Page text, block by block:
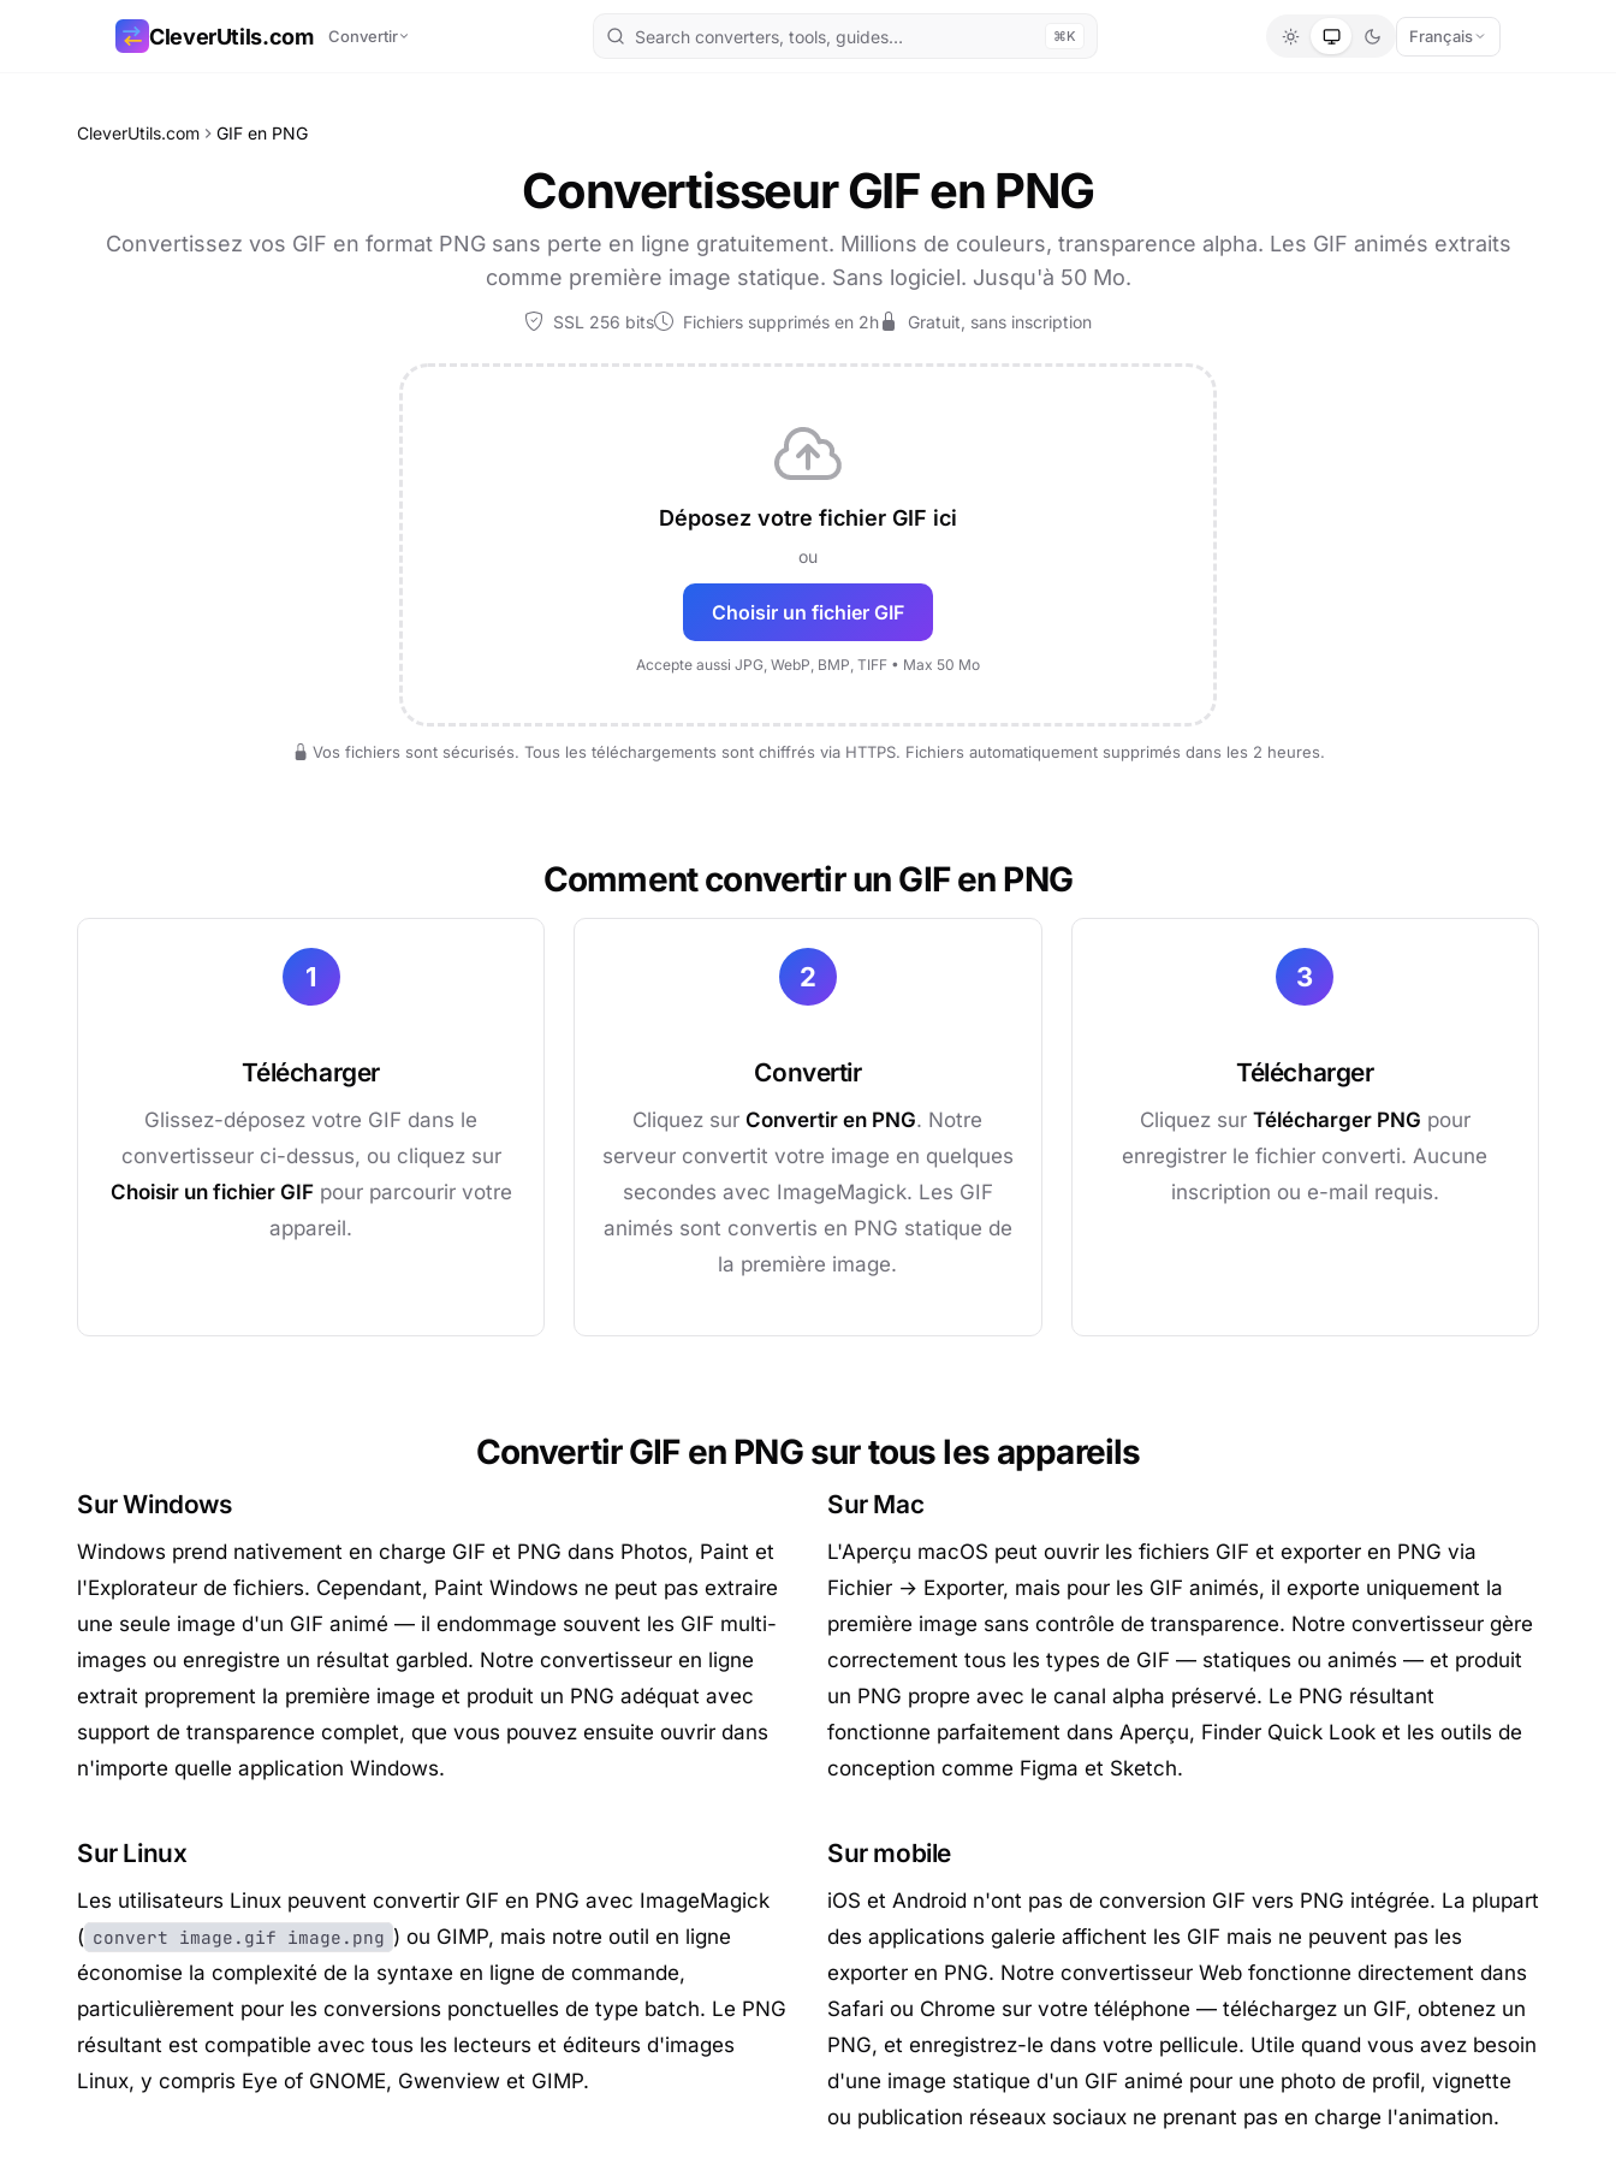
CleverUtils.com Convertir ⌘K Français
CleverUtils.com GIF en PNG
Convertisseur GIF en PNG
Convertissez vos GIF en format PNG sans perte en ligne gratuitement. Millions de couleurs, transparence alpha. Les GIF animés extraits
comme première image statique. Sans logiciel. Jusqu'à 50 Mo.
SSL 256 bits Fichiers supprimés en 2h Gratuit, sans inscription
Déposez votre fichier GIF ici
ou
Choisir un fichier GIF
Accepte aussi JPG, WebP, BMP, TIFF • Max 50 Mo
Vos fichiers sont sécurisés. Tous les téléchargements sont chiffrés via HTTPS. Fichiers automatiquement supprimés dans les 2 heures.
Comment convertir un GIF en PNG
1
Télécharger
Glissez-déposez votre GIF dans le
convertisseur ci-dessus, ou cliquez sur
Choisir un fichier GIFpour parcourir votre
appareil.
2
Convertir
Cliquez surConvertir en PNG. Notre
serveur convertit votre image en quelques
secondes avec ImageMagick. Les GIF
animés sont convertis en PNG statique de
la première image.
3
Télécharger
Cliquez sur Télécharger PNG pour
enregistrer le fichier converti. Aucune
inscription ou e-mail requis.
Convertir GIF en PNG sur tous les appareils
Sur Windows
Windows prend nativement en charge GIF et PNG dans Photos, Paint et
l'Explorateur de fichiers. Cependant, Paint Windows ne peut pas extraire
une seule image d'un GIF animé — il endommage souvent les GIF multi-
images ou enregistre un résultat garbled. Notre convertisseur en ligne
extrait proprement la première image et produit un PNG adéquat avec
support de transparence complet, que vous pouvez ensuite ouvrir dans
n'importe quelle application Windows.
Sur Mac
L'Aperçu macOS peut ouvrir les fichiers GIF et exporter en PNG via
Fichier → Exporter, mais pour les GIF animés, il exporte uniquement la
première image sans contrôle de transparence. Notre convertisseur gère
correctement tous les types de GIF — statiques ou animés — et produit
un PNG propre avec le canal alpha préservé. Le PNG résultant
fonctionne parfaitement dans Aperçu, Finder Quick Look et les outils de
conception comme Figma et Sketch.
Sur Linux
Les utilisateurs Linux peuvent convertir GIF en PNG avec ImageMagick
( convert image.gif image.png ) ou GIMP, mais notre outil en ligne
économise la complexité de la syntaxe en ligne de commande,
particulièrement pour les conversions ponctuelles de type batch. Le PNG
résultant est compatible avec tous les lecteurs et éditeurs d'images
Linux, y compris Eye of GNOME, Gwenview et GIMP.
Sur mobile
iOS et Android n'ont pas de conversion GIF vers PNG intégrée. La plupart
des applications galerie affichent les GIF mais ne peuvent pas les
exporter en PNG. Notre convertisseur Web fonctionne directement dans
Safari ou Chrome sur votre téléphone — téléchargez un GIF, obtenez un
PNG, et enregistrez-le dans votre pellicule. Utile quand vous avez besoin
d'une image statique d'un GIF animé pour une photo de profil, vignette
ou publication réseaux sociaux ne prenant pas en charge l'animation.